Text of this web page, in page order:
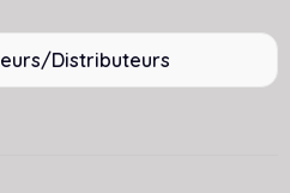
Distributeurs